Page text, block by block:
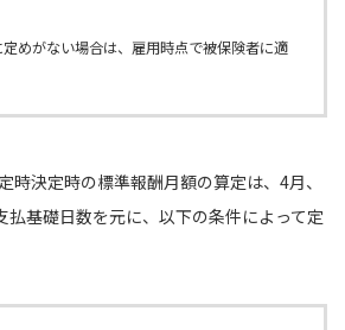
定めがない場合は、雇用時点で被保険者に適
時決定時の標準報酬月額の算定は、4月、
払基礎日数を元に、以下の条件によって定